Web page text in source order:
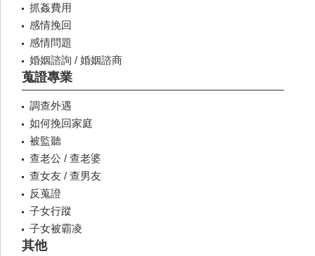
抓姦費用
感情挽回
感情問題
婚姻諮詢 / 婚姻諮商
蒐證專業
調查外遇
如何挽回家庭
被監聽
查老公 / 查老婆
查女友 / 查男友
反蒐證
子女行蹤
子女被霸凌
其他